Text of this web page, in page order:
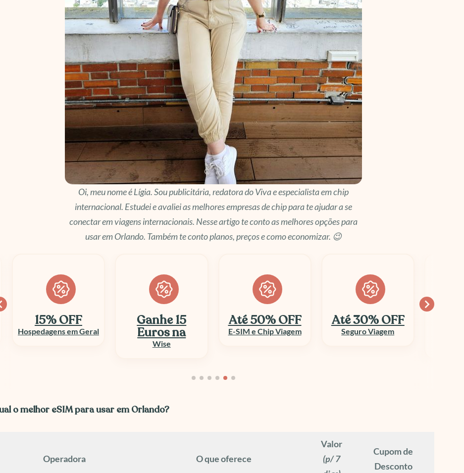
Oi, meu nome é Lígia. Sou publicitária, redatora do Viva e especialista em chip
internacional. Estudei e avaliei as melhores empresas de chip para te ajudar a se
conectar em viagens internacionais. Nesse artigo te conto as melhores opções para
usar em Orlando. Também te conto planos, preços e como economizar. 😉
Ganhe 15
Euros na
Até 50% OFF
E-SIM e Chip Viagem
Até 30% OFF
Seguro Viagem
Economize
até 70%
o melhor eSIM para usar em Orlando?
Operadora O que oferece
Valor
(p/ 7
Cupom de
Desconto